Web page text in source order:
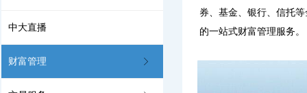
券、基金、银行、信托
的一站式财富管理服务。
中大直播
财富管理 ꁕ